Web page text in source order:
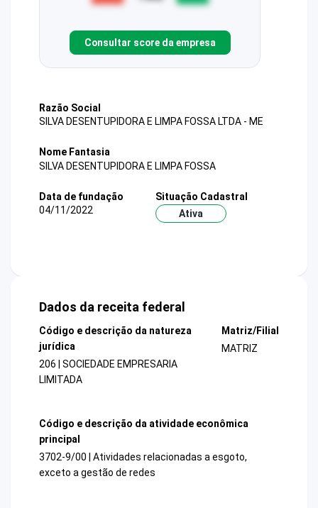
Consultar score da empresa
Razão Social
SILVA DESENTUPIDORA E LIMPA FOSSA LTDA - ME
Nome Fantasia
SILVA DESENTUPIDORA E LIMPA FOSSA
Data de fundação
04/11/2022
Situação Cadastral
Ativa
Dados da receita federal
Código e descrição da natureza
jurídica
206 | SOCIEDADE EMPRESARIA
LIMITADA
Matriz/Filial
MATRIZ
Código e descrição da atividade econômica
principal
3702-9/00 | Atividades relacionadas a esgoto,
exceto a gestão de redes